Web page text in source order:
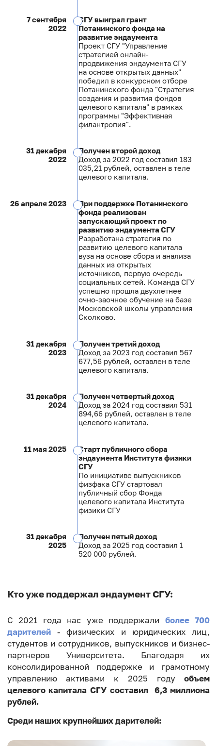
7 сентября
2022
СГУ выиграл грант
Потанинского фонда на
развитие эндаумента
Проект СГУ "Управление
стратегией онлайн-
продвижения эндаумента СГУ
на основе открытых данных"
победил в конкурсном отборе
Потанинского фонда "Стратегия
создания и развития фондов
целевого капитала" в рамках
программы "Эффективная
филантропия".
31 декабря
2022
Получен второй доход
Доход за 2022 год составил 183
035,21 рублей, оставлен в теле
целевого капитала.
26 апреля 2023
При поддержке Потанинского
фонда реализован
запускающий проект по
развитию эндаумента СГУ
Разработана стратегия по
развитию целевого капитала
вуза на основе сбора и анализа
данных из открытых
источников, первую очередь
социальных сетей. Команда СГУ
успешно прошла двухлетнее
очно-заочное обучение на базе
Московской школы управления
Сколково.
31 декабря
2023
Получен третий доход
Доход за 2023 год составил 567
677,56 рублей, оставлен в теле
целевого капитала.
31 декабря
2024
Получен четвертый доход
Доход за 2024 год составил 531
894,66 рублей, оставлен в теле
целевого капитала.
11 мая 2025
Старт публичного сбора
эндаумента Института физики
СГУ
По инициативе выпускников
физфака СГУ стартовал
публичный сбор Фонда
целевого капитала Института
физики СГУ
31 декабря
2025
Получен пятый доход
Доход за 2025 год составил 1
520 000 рублей.
Кто уже поддержал эндаумент СГУ:
С 2021 года нас уже поддержали более 700
дарителей- физических и юридических лиц,
студентов и сотрудников, выпускников и бизнес-
партнеров Университета. Благодаря их
консолидированной поддержке и грамотному
управлению активами к 2025 годуобъем
целевого капитала СГУ составил 6,3 миллиона
рублей.
Среди наших крупнейших дарителей: